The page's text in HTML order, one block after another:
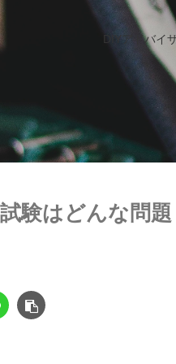
DIYアドバイ
験はどんな問